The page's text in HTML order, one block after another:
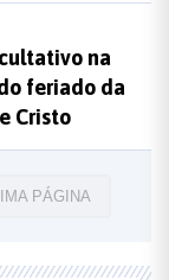
na
feriado da
Cristo
PÁGINA